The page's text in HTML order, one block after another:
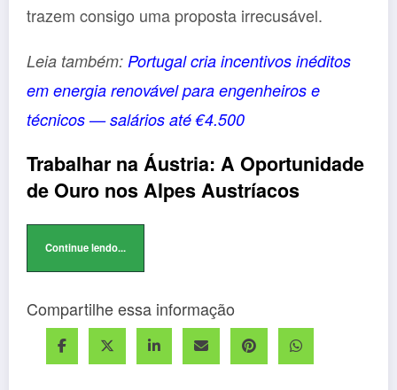
trazem consigo uma proposta irrecusável.
Leia também: Portugal cria incentivos inéditos
em energia renovável para engenheiros e
técnicos — salários até €4.500
Trabalhar na Áustria: A Oportunidade
de Ouro nos Alpes Austríacos
Continue lendo...
Compartilhe essa informação